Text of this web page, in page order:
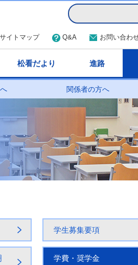
サイトマップ Q&A お問い合わ
松看だより 進路
関係者の方へ
学生募集要項
学費・奨学金